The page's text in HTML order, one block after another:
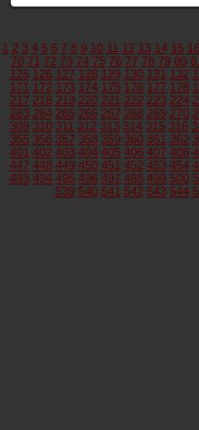
1 2 3 4 5 6 7 8 9 10 11 12 13 14 15 16
70 71 72 73 74 75 76 77 78 79 80
125 126 127 128 129 130 131 132
171 172 173 174 175 176 177 178
217 218 219 220 221 222 223 224
263 264 265 266 267 268 269 270
309 310 311 312 313 314 315 316
355 356 357 358 359 360 361 362
401 402 403 404 405 406 407 408
447 448 449 450 451 452 453 454
493 494 495 496 497 498 499 500
539 540 541 542 543 544